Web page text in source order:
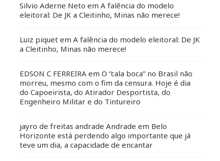
Silvio Aderne Neto em A falência do modelo
eleitoral: De JK a Cleitinho, Minas não merece!
Luiz piquet em A falência do modelo eleitoral: De JK
a Cleitinho, Minas não merece!
EDSON C FERREIRA em O “cala boca” no Brasil não
morreu, mesmo com o fim da censura. Hoje é dia
do Capoeirista, do Atirador Desportista, do
Engenheiro Militar e do Tintureiro
jayro de freitas andrade Andrade em Belo
Horizonte está perdendo algo importante que já
teve um dia, a capacidade de encantar